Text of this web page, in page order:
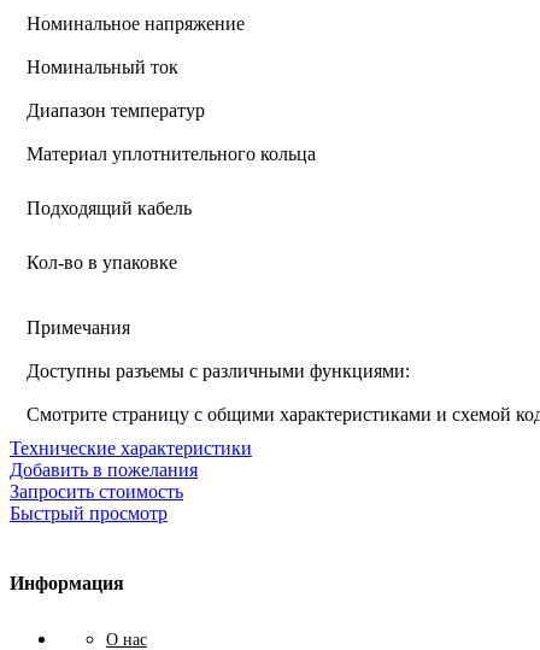
Номинальное напряжение
Номинальный ток
Диапазон температур
Материал уплотнительного кольца
Подходящий кабель
Кол-во в упаковке
Примечания
Доступны разъемы с различными функциями:
Смотрите страницу с общими характеристиками и схемой
Технические характеристики
Добавить в пожелания
Запросить стоимость
Быстрый просмотр
Информация
О нас